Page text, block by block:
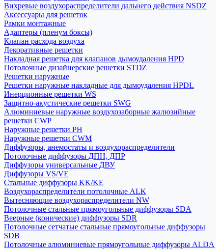
Вихревые воздухораспределители дальнего действия NSDZ
Аксессуары для решеток
Рамки монтажные
Адаптеры (пленум боксы)
Клапан расхода воздуха
Декоративные решетки
Накладная решетка для клапанов дымоудаления HPD
Потолочные дизайнерские решетки STDZ
Решетки наружные
Решетки наружные накладные для дымоудаления HPDL
Инерционные решетки WS
Защитно-акустические решетки SWG
Алюминиевые наружные воздухозаборные жалюзийные
решетки CWP
Наружные решетки РН
Наружные решетки CWM
Диффузоры, анемостаты и воздухораспределители
Потолочные диффузоры ДПН, ДПР
Диффузоры универсальные ДВУ
Диффузоры VS/VE
Стальные диффузоры KK/KE
Воздухораспределители потолочные ALK
Вытесняющие воздухораспределители NW
Потолочные стальные прямоугольные диффузоры SDA
Веерные (конические) диффузоры SDR
Потолочные сетчатые стальные прямоугольные диффузоры
SDB
Потолочные алюминиевые прямоугольные диффузоры ALDA